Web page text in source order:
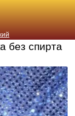
без спирта